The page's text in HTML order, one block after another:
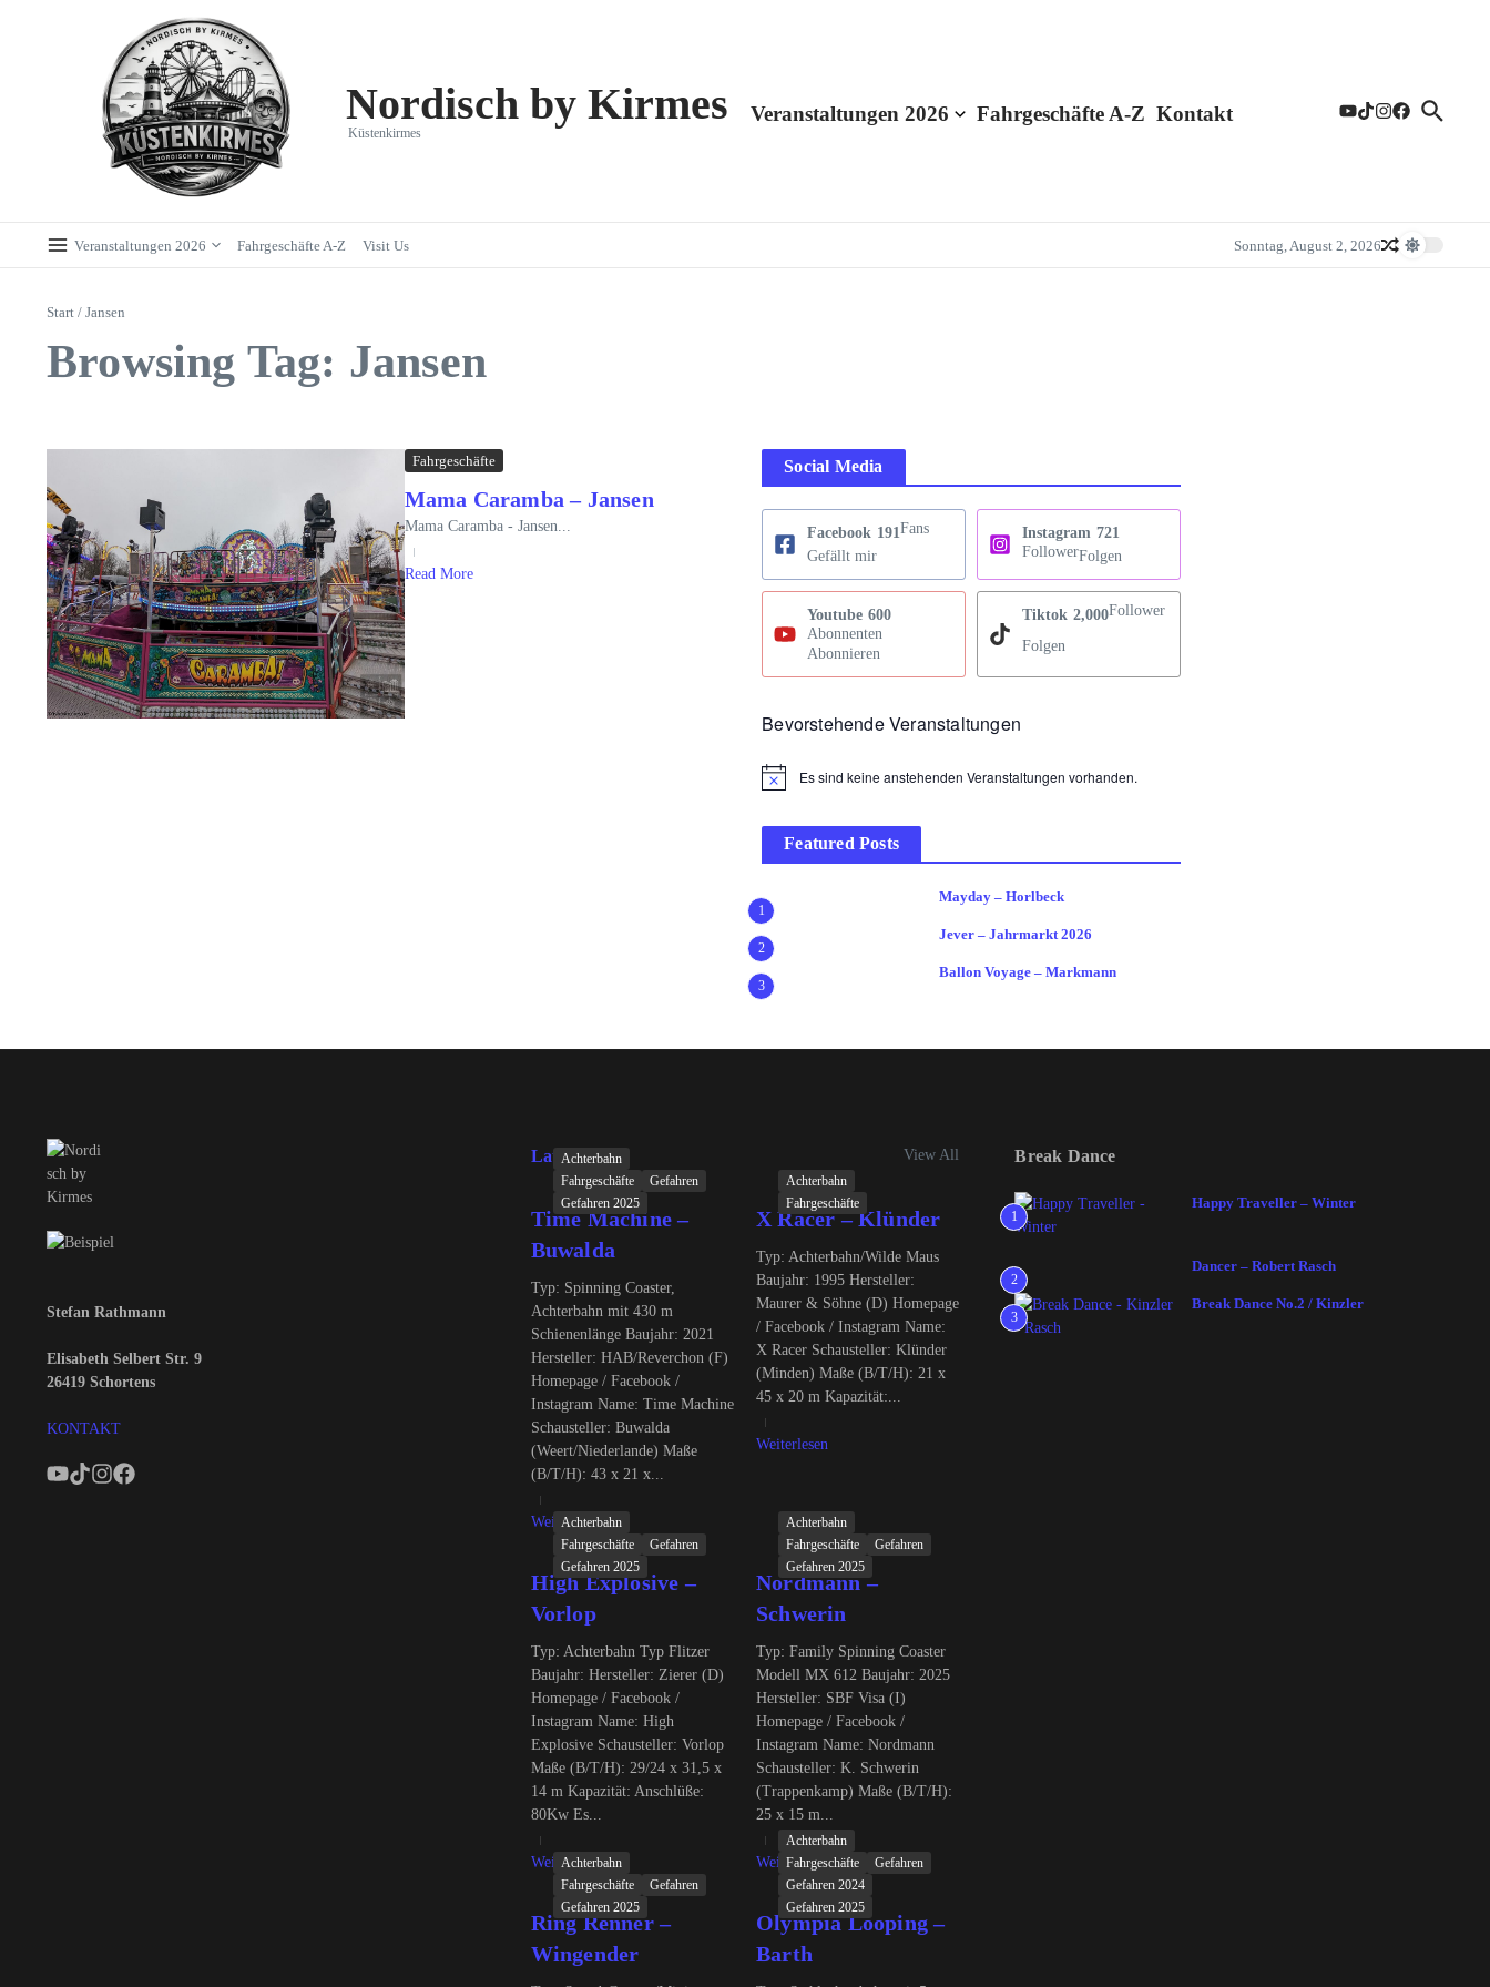
Nordisch by Kirmes
Küstenkirmes
Veranstaltungen 2026 Fahrgeschäfte A-Z Kontakt
Veranstaltungen 2026 Fahrgeschäfte A-Z Visit Us Sonntag, August 2, 2026
Start / Jansen
Browsing Tag: Jansen
Fahrgeschäfte
Mama Caramba – Jansen
Mama Caramba - Jansen...
Read More
Social Media
Facebook 191Fans
Gefällt mir
Instagram 721
FollowerFolgen
Youtube 600
Abonnenten
Abonnieren
Tiktok 2,000Follower
Folgen
Bevorstehende Veranstaltungen
HinweisEs sind keine anstehenden Veranstaltungen vorhanden.
Featured Posts
1
Mayday – Horlbeck
2
Jever – Jahrmarkt 2026
3
Ballon Voyage – Markmann
Stefan Rathmann
Elisabeth Selbert Str. 9
26419 Schortens
KONTAKT
Latest Posts View All
Achterbahn
Fahrgeschäfte
Gefahren
Gefahren 2025
Time Machine –
Buwalda
Typ: Spinning Coaster,
Achterbahn mit 430 m
Schienenlänge Baujahr: 2021
Hersteller: HAB/Reverchon (F)
Homepage / Facebook /
Instagram Name: Time Machine
Schausteller: Buwalda
(Weert/Niederlande) Maße
(B/T/H): 43 x 21 x...
Weiterlesen
Achterbahn
Fahrgeschäfte
X Racer – Klünder
Typ: Achterbahn/Wilde Maus
Baujahr: 1995 Hersteller:
Maurer & Söhne (D) Homepage
/ Facebook / Instagram Name:
X Racer Schausteller: Klünder
(Minden) Maße (B/T/H): 21 x
45 x 20 m Kapazität:...
Weiterlesen
Achterbahn
Fahrgeschäfte
Gefahren
Gefahren 2025
High Explosive –
Vorlop
Typ: Achterbahn Typ Flitzer
Baujahr: Hersteller: Zierer (D)
Homepage / Facebook /
Instagram Name: High
Explosive Schausteller: Vorlop
Maße (B/T/H): 29/24 x 31,5 x
14 m Kapazität: Anschlüße:
80Kw Es...
Weiterlesen
Achterbahn
Fahrgeschäfte
Gefahren
Gefahren 2025
Nordmann –
Schwerin
Typ: Family Spinning Coaster
Modell MX 612 Baujahr: 2025
Hersteller: SBF Visa (I)
Homepage / Facebook /
Instagram Name: Nordmann
Schausteller: K. Schwerin
(Trappenkamp) Maße (B/T/H):
25 x 15 m...
Weiterlesen
Achterbahn
Fahrgeschäfte
Gefahren
Gefahren 2025
Ring Renner –
Wingender
Achterbahn
Fahrgeschäfte
Gefahren
Gefahren 2024
Gefahren 2025
Olympia Looping –
Barth
Break Dance
1
Happy Traveller – Winter
2
Dancer – Robert Rasch
3
Break Dance No.2 / Kinzler